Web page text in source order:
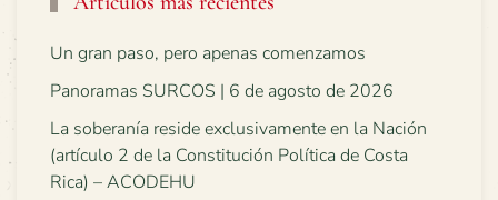
Un gran paso, pero apenas comenzamos
Panoramas SURCOS | 6 de agosto de 2026
La soberanía reside exclusivamente en la Nación
(artículo 2 de la Constitución Política de Costa
Rica) – ACODEHU